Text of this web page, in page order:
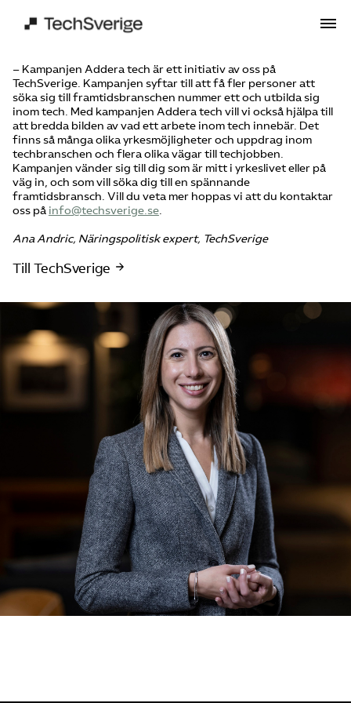
– Kampanjen Addera tech är ett initiativ av oss på
TechSverige. Kampanjen syftar till att få fler personer att
söka sig till framtidsbranschen nummer ett och utbilda sig
inom tech. Med kampanjen Addera tech vill vi också hjälpa till
att bredda bilden av vad ett arbete inom tech innebär. Det
finns så många olika yrkesmöjligheter och uppdrag inom
techbranschen och flera olika vägar till techjobben.
Kampanjen vänder sig till dig som är mitt i yrkeslivet eller på
väg in, och som vill söka dig till en spännande
framtidsbransch. Vill du veta mer hoppas vi att du kontaktar
oss på info@techsverige.se.
Ana Andric, Näringspolitisk expert, TechSverige
Till TechSverige